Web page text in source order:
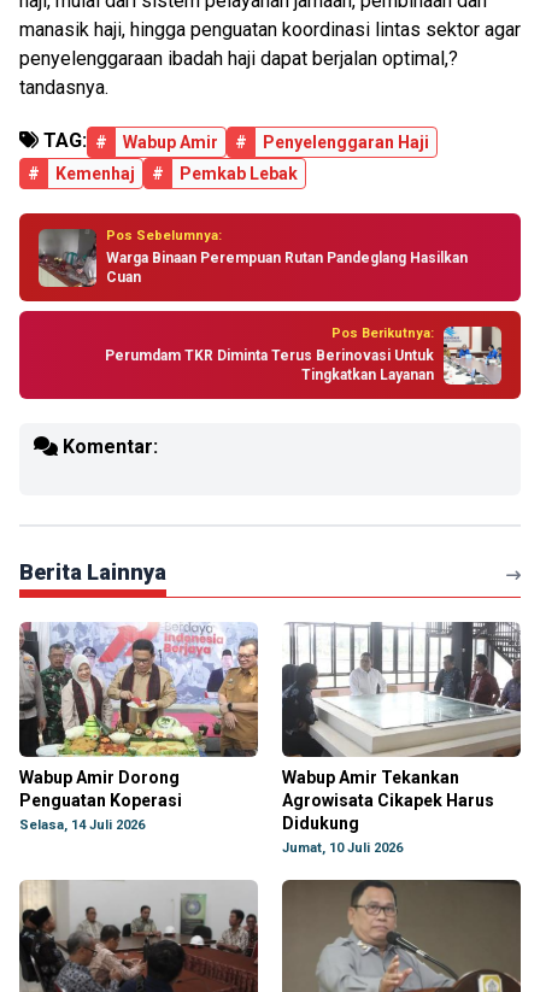
manasik haji, hingga penguatan koordinasi lintas sektor agar
penyelenggaraan ibadah haji dapat berjalan optimal,?
tandasnya.
TAG: # Wabup Amir #
Penyelenggaran Haji
#
Kemenhaj # Pemkab Lebak
Pos Sebelumnya:
Warga Binaan Perempuan Rutan Pandeglang Hasilkan
Cuan
Pos Berikutnya:
Perumdam TKR Diminta Terus Berinovasi Untuk
Tingkatkan Layanan
Komentar:
Berita Lainnya
Wabup Amir Dorong
Penguatan Koperasi
Selasa, 14 Juli 2026
Wabup Amir Tekankan
Agrowisata Cikapek Harus
Didukung
Jumat, 10 Juli 2026